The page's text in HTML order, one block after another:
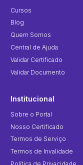
Cursos
Blog
Quem Somos
Central de Ajuda
Validar Certificado
Validar Documento
Institucional
Sobre o Portal
Nosso Certificado
Termos de Serviço
Termos de Invalidade